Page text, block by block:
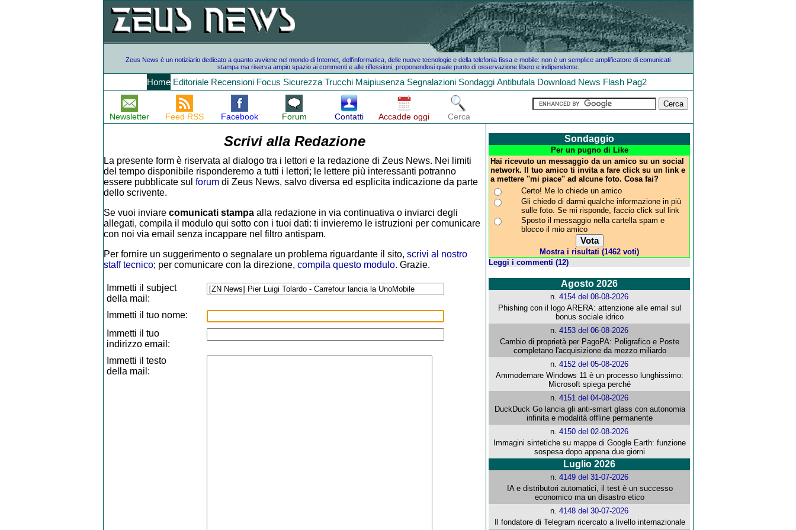
Zeus News è un notiziario dedicato a quanto avviene nel mondo di Internet, dell'informatica, delle nuove tecnologie e della telefonia fissa e mobile: non è un semplice amplificatore di comunicati
stampa ma riserva ampio spazio ai commenti e alle riflessioni, proponendosi quale punto di osservazione libero e indipendente.
Home Editoriale Recensioni Focus Sicurezza Trucchi Maipiusenza Segnalazioni Sondaggi Antibufala Download News Flash Pag2
Newsletter Feed RSS Facebook Forum Contatti Accadde oggi Cerca
Scrivi alla Redazione
La presente form è riservata al dialogo tra i lettori e la redazione di Zeus News. Nei limiti
del tempo disponibile risponderemo a tutti i lettori; le lettere più interessanti potranno
essere pubblicate sul forumdi Zeus News, salvo diversa ed esplicita indicazione da parte
dello scrivente.
Se vuoi inviare comunicati stampaalla redazione in via continuativa o inviarci degli
allegati, compila il modulo qui sotto con i tuoi dati: ti invieremo le istruzioni per comunicare
con noi via email senza incappare nel filtro antispam.
Per fornire un suggerimento o segnalare un problema riguardante il sito, scrivi al nostro
staff tecnico; per comunicare con la direzione, compila questo modulo. Grazie.
Immetti il subject
della mail:
Immetti il tuo nome:
Immetti il tuo
indirizzo email:
Immetti il testo
della mail:
Sondaggio
Per un pugno di Like
Hai ricevuto un messaggio da un amico su un social
network. Il tuo amico ti invita a fare click su un link e
a mettere ''mi piace'' ad alcune foto. Cosa fai?
Certo! Me lo chiede un amico
Gli chiedo di darmi qualche informazione in più
sulle foto. Se mi risponde, faccio click sul link
Sposto il messaggio nella cartella spam e
blocco il mio amico
Mostra i risultati (1462 voti)
Leggi i commenti (12)
Agosto 2026
n.4154 del 08-08-2026
Phishing con il logo ARERA: attenzione alle email sul
bonus sociale idrico
n.4153 del 06-08-2026
Cambio di proprietà per PagoPA: Poligrafico e Poste
completano l'acquisizione da mezzo miliardo
n.4152 del 05-08-2026
Ammodernare Windows 11 è un processo lunghissimo:
Microsoft spiega perché
n.4151 del 04-08-2026
DuckDuck Go lancia gli anti-smart glass con autonomia
infinita e modalità offline permanente
n.4150 del 02-08-2026
Immagini sintetiche su mappe di Google Earth: funzione
sospesa dopo appena due giorni
Luglio 2026
n.4149 del 31-07-2026
IA e distributori automatici, il test è un successo
economico ma un disastro etico
n.4148 del 30-07-2026
Il fondatore di Telegram ricercato a livello internazionale